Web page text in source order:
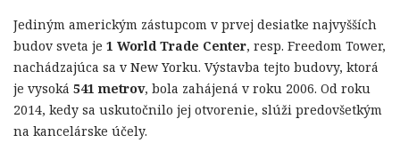
Jediným americkým zástupcom v prvej desiatke najvyšších
budov sveta je 1 World Trade Center, resp. Freedom Tower,
nachádzajúca sa v New Yorku. Výstavba tejto budovy, ktorá
je vysoká 541 metrov, bola zahájená v roku 2006. Od roku
2014, kedy sa uskutočnilo jej otvorenie, slúži predovšetkým
na kancelárske účely.